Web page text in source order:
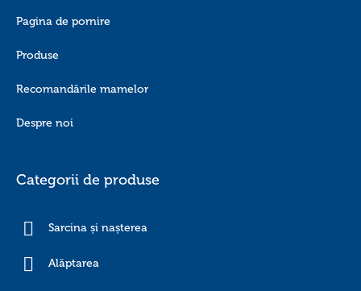
Pagina de pornire
Produse
Recomandările mamelor
Despre noi
Categorii de produse
Sarcina și nașterea
Alăptarea